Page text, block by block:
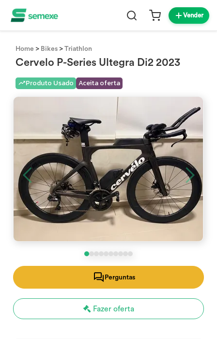
Vender
Home > Bikes >Triathlon
Cervelo P-Series Ultegra Di2 2023
Produto Usado Aceita oferta
Perguntas
Fazer oferta